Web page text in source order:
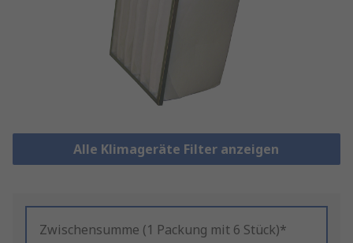
Alle Klimageräte Filter anzeigen
Zwischensumme (1 Packung mit 6 Stück)*